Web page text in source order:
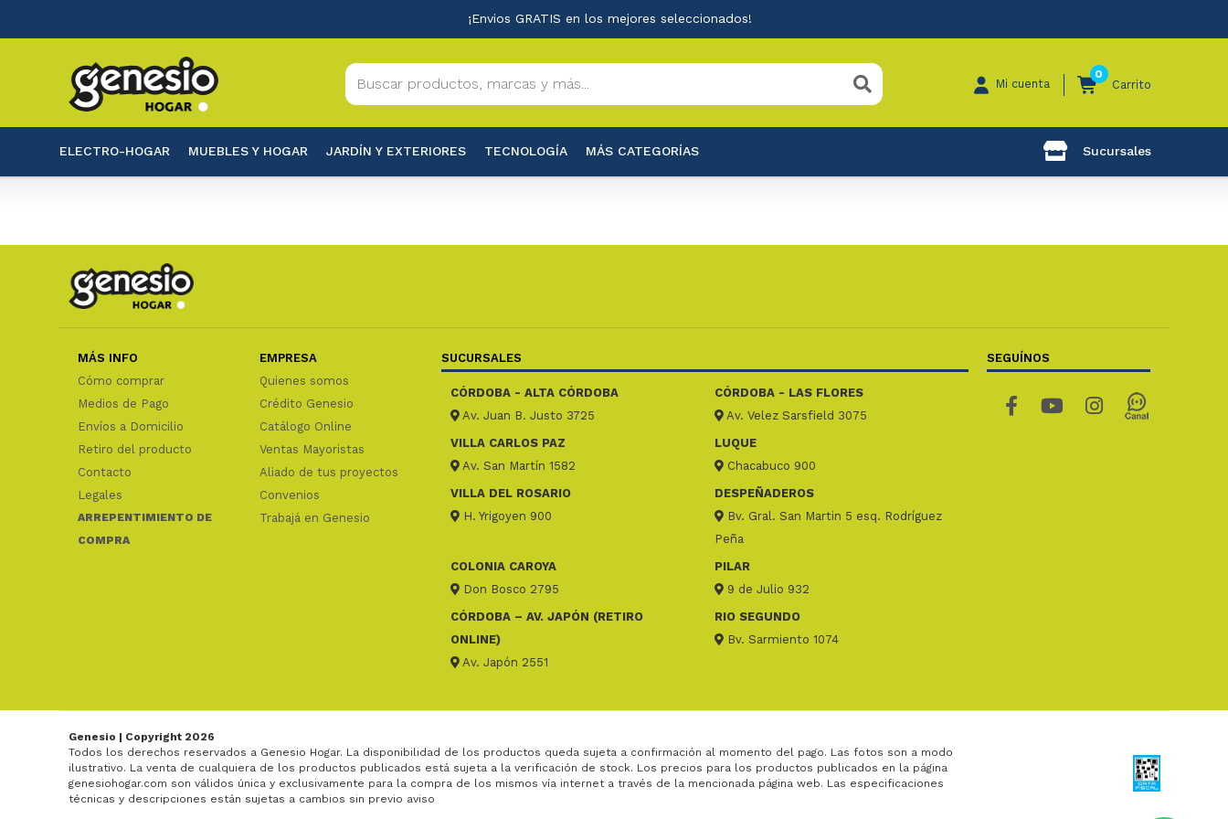
¡Envios GRATIS en los mejores seleccionados!
Mi cuenta
0
Carrito
ELECTRO-HOGAR MUEBLES Y HOGAR JARDÍN Y EXTERIORES TECNOLOGÍA MÁS CATEGORÍAS Sucursales
MÁS INFO
Cómo comprar
Medios de Pago
Envíos a Domicilio
Retiro del producto
Contacto
Legales
ARREPENTIMIENTO DE
COMPRA
EMPRESA
Quienes somos
Crédito Genesio
Catálogo Online
Ventas Mayoristas
Aliado de tus proyectos
Convenios
Trabajá en Genesio
SUCURSALES
CÓRDOBA - ALTA CÓRDOBA
Av. Juan B. Justo 3725
CÓRDOBA - LAS FLORES
Av. Velez Sarsfield 3075
VILLA CARLOS PAZ
Av. San Martín 1582
LUQUE
Chacabuco 900
VILLA DEL ROSARIO
H. Yrigoyen 900
DESPEÑADEROS
Bv. Gral. San Martin 5 esq. Rodríguez
Peña
COLONIA CAROYA
Don Bosco 2795
PILAR
9 de Julio 932
CÓRDOBA – AV. JAPÓN (RETIRO
ONLINE)
Av. Japón 2551
RIO SEGUNDO
Bv. Sarmiento 1074
SEGUÍNOS
Genesio | Copyright 2026
Todos los derechos reservados a Genesio Hogar. La disponibilidad de los productos queda sujeta a confirmación al momento del pago. Las fotos son a modo
ilustrativo. La venta de cualquiera de los productos publicados está sujeta a la verificación de stock. Los precios para los productos publicados en la página
genesiohogar.com son válidos única y exclusivamente para la compra de los mismos vía internet a través de la mencionada página web. Las especificaciones
técnicas y descripciones están sujetas a cambios sin previo aviso